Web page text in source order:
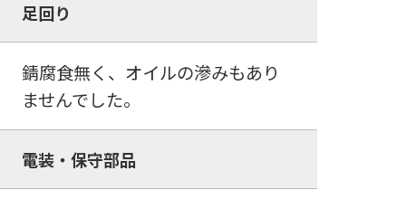
足回り
錆腐食無く、オイルの滲みもあり
ませんでした。
電装・保守部品